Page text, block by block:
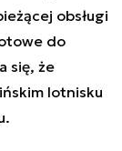
obsługi
do
się, że
lotnisku